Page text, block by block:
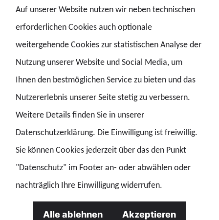
Praktisch dürften damit sofortige Zurückweisungen und
Zurückschiebungen von Nicht-Asylbewerberinnen und -
bewerbern innerhalb der EU bei Binnengrenzkontrollen
wegen der meist vollzogenen Einreise kaum mehr
möglich sein, sondern nur noch im Verfahren der
Rückkehrrichtlinie. Diese findet auf jede und jeden
Drittstaatsangehörigen Anwendung, der in das
Hoheitsgebiet eines Mitgliedstaats eingereist ist, ohne
die Voraussetzungen für die Einreise oder den dortigen
Aufenthalt zu erfüllen.
In jedem Einzelfall muss dann nach der unerlaubten
Einreise einer ausländischen Person eine individuelle
Auf unserer Website nutzen wir neben technischen
erforderlichen Cookies auch optionale
weitergehende Cookies zur statistischen Analyse der
Nutzung unserer Website und Social Media, um
Ihnen den bestmöglichen Service zu bieten und das
Nutzererlebnis unserer Seite stetig zu verbessern.
Weitere Details finden Sie in unserer
Datenschutzerklärung. Die Einwilligung ist freiwillig.
Sie können Cookies jederzeit über das den Punkt
"Datenschutz" im Footer an- oder abwählen oder
nachträglich Ihre Einwilligung widerrufen.
Alle ablehnen Akzeptieren